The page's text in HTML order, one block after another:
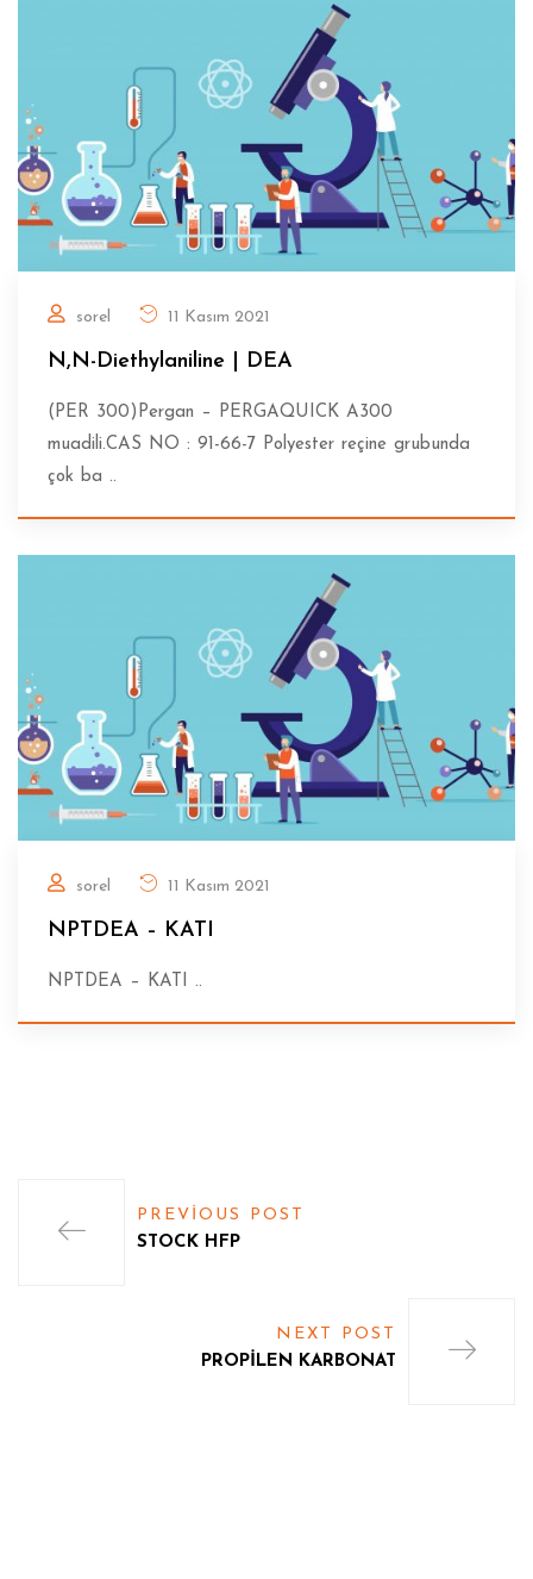
sorel 11 Kasım 2021
N,N-Diethylaniline | DEA
(PER 300)Pergan – PERGAQUICK A300
muadili.CAS NO : 91-66-7 Polyester reçine grubunda
çok ba ..
sorel 11 Kasım 2021
NPTDEA – KATI
NPTDEA – KATI ..
PREVIOUS POST
STOCK HFP
NEXT POST
PROPİLEN KARBONAT